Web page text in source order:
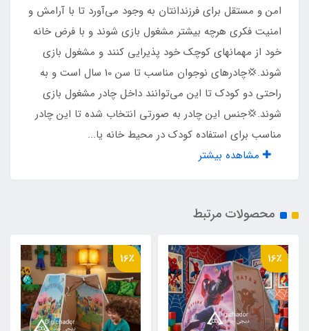
شماره 5
نوع چاپ تصویر
چاپ بنری
مناسب برای بازی
جنس کف
پلی استر پشت نقره ضد آب
وزن
2500 گرم
امن و مستقل برای فرزندانتان به وجود می‌آورد تا با آرامش و
امنیت فکری هرچه بیشتر مشغول بازی شوند و با فرض خانه
خود از مهمانهای کوچک خود پذیرایی کنند و مشغول بازی
شوند.💢چادرهای نوجوان مناسب تا سن 10 سال است و به
راحتی دو کودک تا این می‌توانند داخل چادر مشغول بازی
شوند.💢جنس این چادر به صورتی انتخاب شده تا این چادر
مناسب برای استفاده کودک در محیط خانه یا...
مشاهده بیشتر
محصولات مرتبط
16٪ 16٪